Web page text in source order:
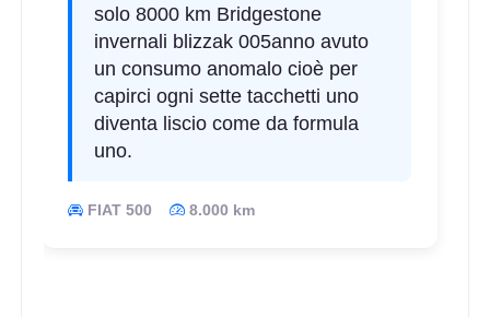
solo 8000 km Bridgestone
invernali blizzak 005anno avuto
un consumo anomalo cioè per
capirci ogni sette tacchetti uno
diventa liscio come da formula
uno.
FIAT 500 8.000 km